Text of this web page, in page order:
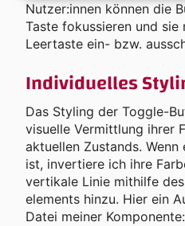
Nutzer:innen können die
Taste fokussieren und
Leertaste ein- bzw.
Individuelles
Das Styling der Toggle-
visuelle Vermittlung ihrer
aktuellen Zustands.
ist, invertiere ich ihre
vertikale Linie mithilfe des
elements hinzu. Hier ein
Datei meiner Komponente: